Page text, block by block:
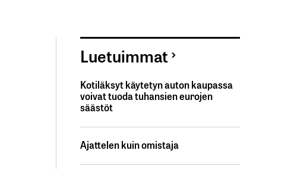
Luetuimmat
Kotiläksyt käytetyn auton kaupassa
voivat tuoda tuhansien eurojen
säästöt
Ajattelen kuin omistaja